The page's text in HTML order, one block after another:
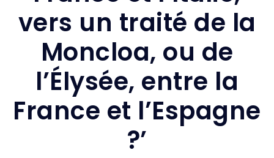
vers un traité de la
Moncloa, ou de
l’Élysée, entre la
France et l’Espagne
?’